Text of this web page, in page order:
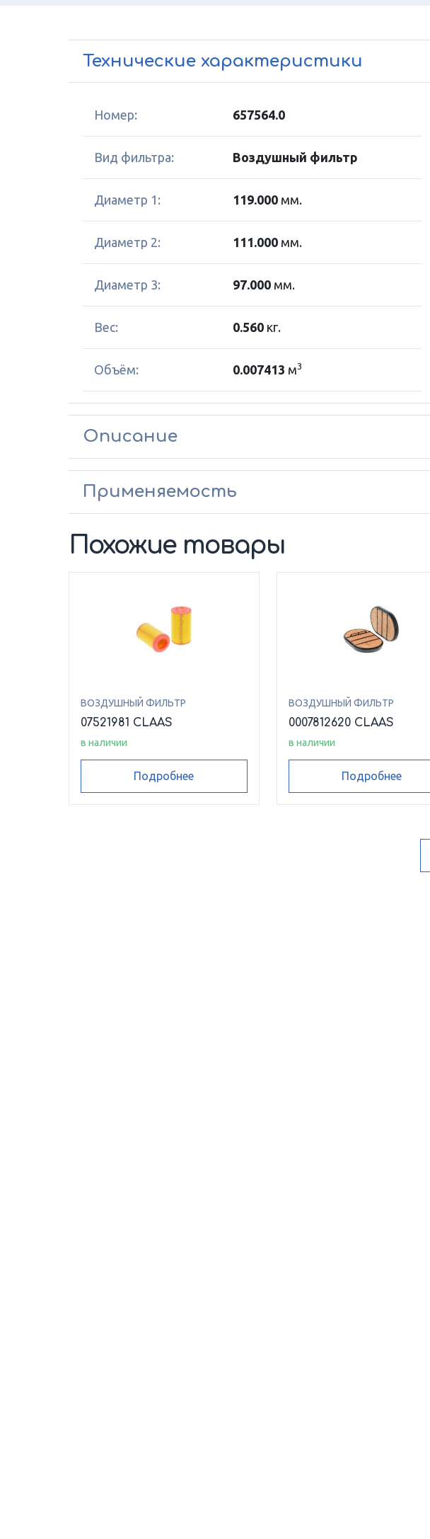
Технические характеристики
Номер: 657564.0
Вид фильтра: Воздушный фильтр
Диаметр 1: 119.000 мм.
Диаметр 2: 111.000 мм.
Диаметр 3: 97.000 мм.
Вес: 0.560 кг.
Объём: 0.007413 м3
Описание
Применяемость
Похожие товары
ВОЗДУШНЫЙ ФИЛЬТР
07521981 CLAAS
в наличии
Подробнее
ВОЗДУШНЫЙ ФИЛЬТР
0007812620 CLAAS
в наличии
Подробнее